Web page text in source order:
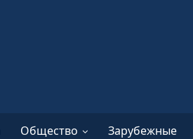
Общество Зарубежные